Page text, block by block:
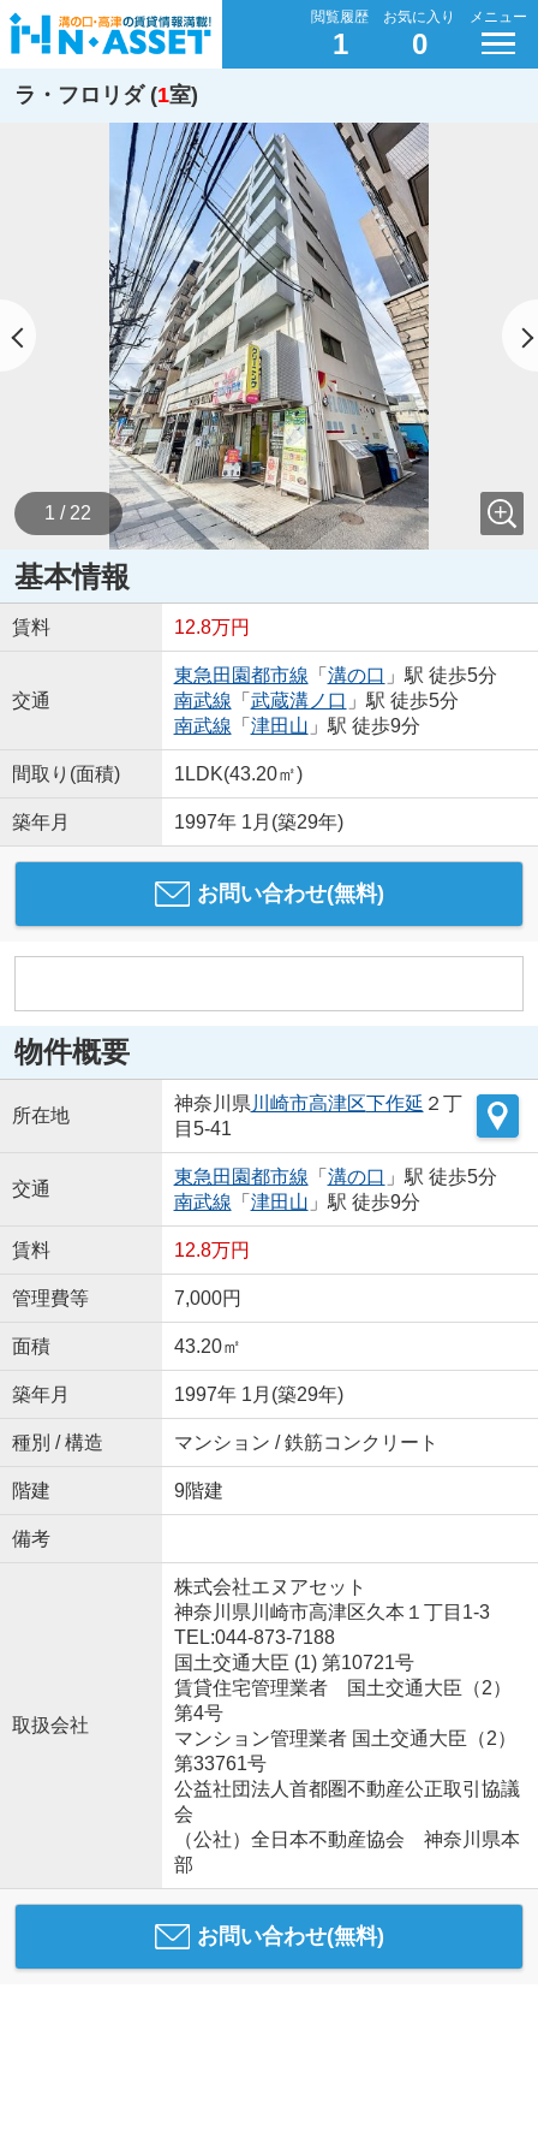
閲覧履歴
1
お気に入り
0
メニュー
ラ・フロリダ (1室)
1 / 22
基本情報
賃料 12.8万円
交通
東急田園都市線 「 溝の口 」駅 徒歩5分
南武線 「 武蔵溝ノ口 」駅 徒歩5分
南武線 「 津田山 」駅 徒歩9分
間取り(面積) 1LDK(43.20㎡)
築年月 1997年 1月(築29年)
お問い合わせ(無料)
物件概要
所在地
神奈川県 川崎市高津区下作延 ２丁
目5-41
交通
東急田園都市線 「 溝の口 」駅 徒歩5分
南武線 「 津田山 」駅 徒歩9分
賃料 12.8万円
管理費等 7,000円
面積 43.20㎡
築年月 1997年 1月(築29年)
種別 / 構造 マンション / 鉄筋コンクリート
階建 9階建
備考
取扱会社
株式会社エヌアセット
神奈川県川崎市高津区久本１丁目1-3
TEL:044-873-7188
国土交通大臣 (1) 第10721号
賃貸住宅管理業者 国土交通大臣（2）
第4号
マンション管理業者 国土交通大臣（2）
第33761号
公益社団法人首都圏不動産公正取引協議
会
（公社）全日本不動産協会 神奈川県本
部
お問い合わせ(無料)